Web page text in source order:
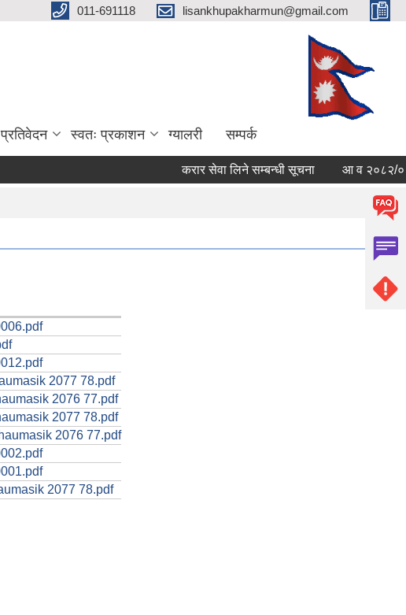
011-691118 lisankhupakharmun@gmail.com
प्रतिवेदन स्वतः प्रकाशन ग्यालरी सम्पर्क
करार सेवा लिने सम्बन्धी सूचना आ व २०८२/०८३
2077 78.pdf
2076 77.pdf
2077 78.pdf
2076 77.pdf
2077 78.pdf